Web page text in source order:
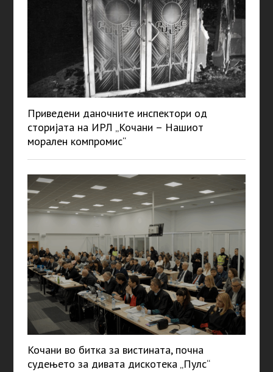
Приведени даночните инспектори од
сторијата на ИРЛ „Кочани – Нашиот
морален компромис“
Кочани во битка за вистината, почна
судењето за дивата дискотека „Пулс“